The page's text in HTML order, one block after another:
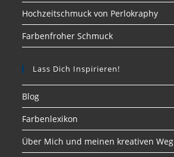
Hochzeitschmuck von Perlokraphy
Farbenfroher Schmuck
Lass Dich Inspirieren!
Blog
Farbenlexikon
Über Mich und meinen kreativen Weg